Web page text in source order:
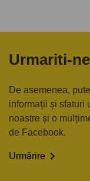
Urmariti-
De asemenea,
informații și sfaturi
noastre și o
de Facebook.
Urmărire 